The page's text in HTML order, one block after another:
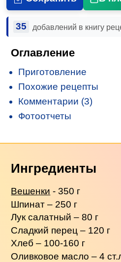
35 добавлений в книгу
Оглавление
Приготовление
Похожие рецепты
Комментарии (3)
Фотоотчеты
Ингредиенты
Вешенки - 350 г
Шпинат – 250 г
Лук салатный – 80 г
Сладкий перец – 120 г
Хлеб – 100-160 г
Оливковое масло – 4